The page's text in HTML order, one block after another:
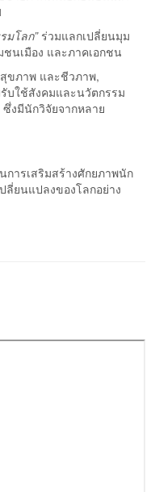
มโลก”ร่วมแลกเปลี่ยนมุม
นเมือง และภาคเอกชน
ขภาพ และชีวภาพ,
บใช้สังคมและนวัตกรรม
งมีนักวิจัยจากหลาย
การเสริมสร้างศักยภาพนัก
ยนแปลงของโลกอย่าง